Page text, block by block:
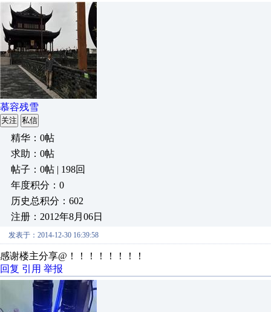
慕容残雪
关注 私信
精华：0帖
求助：0帖
帖子：0帖 | 198回
年度积分：0
历史总积分：602
注册：2012年8月06日
发表于：2014-12-30 16:39:58
感谢楼主分享@！！！！！！！！
回复 引用 举报